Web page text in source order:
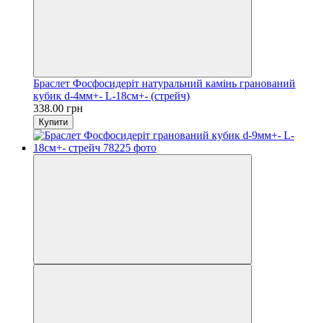
Браслет Фосфосидеріт натуральний камінь гранований
кубик d-4мм+- L-18см+- (стрейч)
338.00 грн
Купити